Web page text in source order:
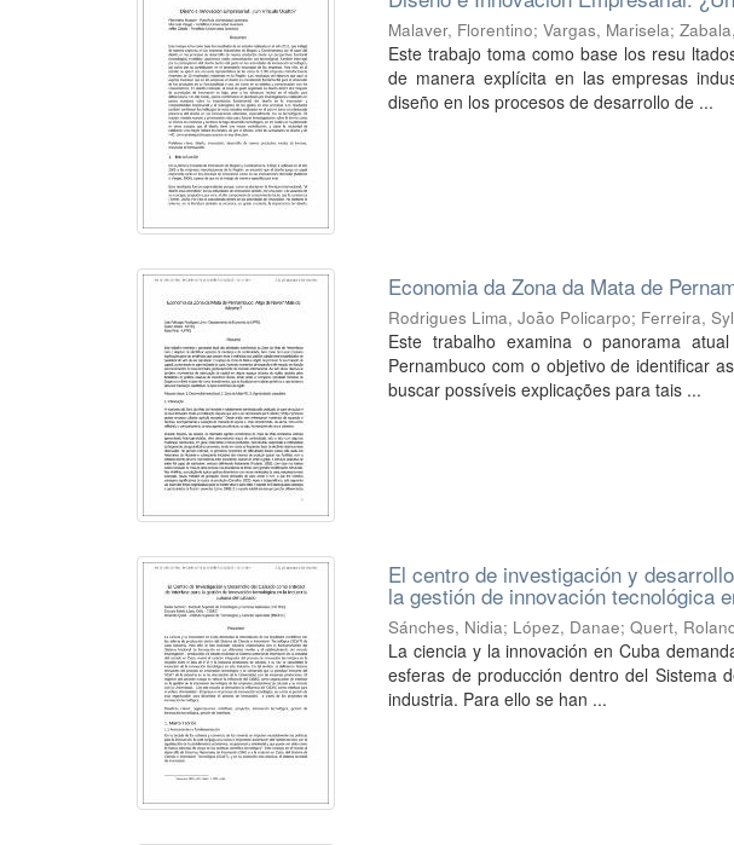
Malaver, Florentino;Vargas, Marisela;
Este trabajo toma como base los resu
de manera explícita en las empresas
diseño en los procesos de desarrollo de ...
Economia da Zona da Mata de
Rodrigues Lima, João Policarpo; Ferreira,
Este trabalho examina o panorama
Pernambuco com o objetivo de identificar
buscar possíveis explicações para tais ...
El centro de investigación y
la gestión de innovación tecnológica
Sánches, Nidia; López, Danae;Quert,
La ciencia y la innovación en Cuba
esferas de producción dentro del Sistema
industria. Para ello se han ...